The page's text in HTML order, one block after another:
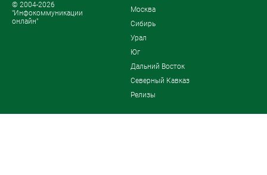
© 2004-2026
"Инфокоммуникации
онлайн"
Москва
Сибирь
Урал
Юг
Дальний Восток
Северный Кавказ
Релизы